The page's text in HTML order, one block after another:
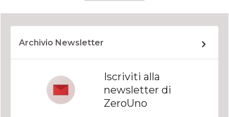
Archivio Newsletter
Iscriviti alla
newsletter di
ZeroUno